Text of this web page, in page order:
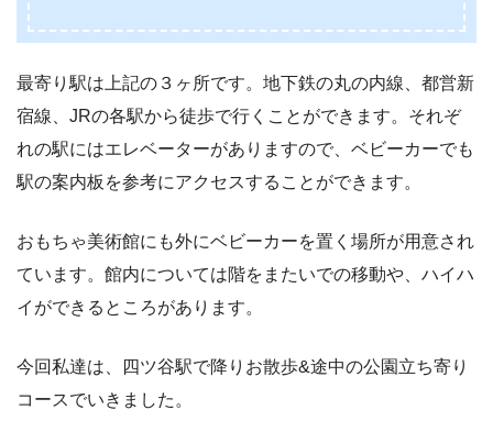
最寄り駅は上記の３ヶ所です。地下鉄の丸の内線、都営新
宿線、JRの各駅から徒歩で行くことができます。それぞ
れの駅にはエレベーターがありますので、ベビーカーでも
駅の案内板を参考にアクセスすることができます。
おもちゃ美術館にも外にベビーカーを置く場所が用意され
ています。館内については階をまたいでの移動や、ハイハ
イができるところがあります。
今回私達は、四ツ谷駅で降りお散歩&途中の公園立ち寄り
コースでいきました。